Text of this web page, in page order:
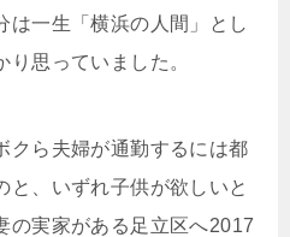
は一生「横浜の人間」とし
思っていました。
クら夫婦が通勤するには都
と、いずれ子供が欲しいと
の実家がある足立区へ2017